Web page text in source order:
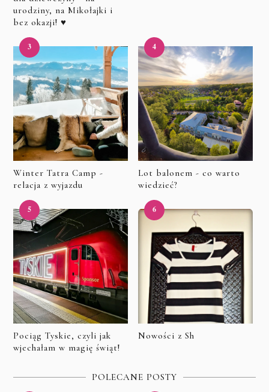
urodziny, na Mikołajki i
bez okazji! ♥
Winter Tatra Camp -
relacja z wyjazdu
Lot balonem - co warto
wiedzieć?
Pociąg Tyskie, czyli jak
wjechałam w magię świąt!
Nowości z Sh
POLECANE POSTY